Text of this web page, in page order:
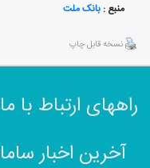
منبع : بانک ملت
نسخه قابل چاپ
راههای ارتباط با ما
آخرین اخبار